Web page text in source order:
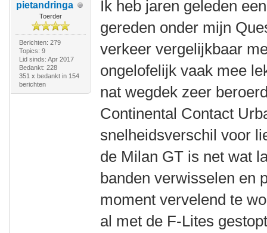
pietandringa
Toerder
Berichten: 279
Topics: 9
Lid sinds: Apr 2017
Bedankt: 228
351 x bedankt in 154
berichten
Ik heb jaren geleden
gereden onder mijn
verkeer vergelijkbaar
ongelofelijk vaak mee
nat wegdek zeer
Continental Contact
snelheidsverschil voor
de Milan GT is net wat
banden verwisselen en
moment vervelend te
al met de F-Lites